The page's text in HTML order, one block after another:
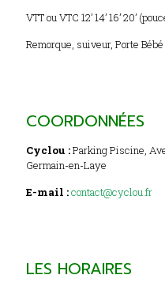
VTT ou VTC 12’ 14’ 16’ 20’
Remorque, suiveur, Porte Bébé
COORDONNÉES
Cyclou :Parking Piscine,
Germain-en-Laye
E-mail :contact@cyclou.fr
LES HORAIRES